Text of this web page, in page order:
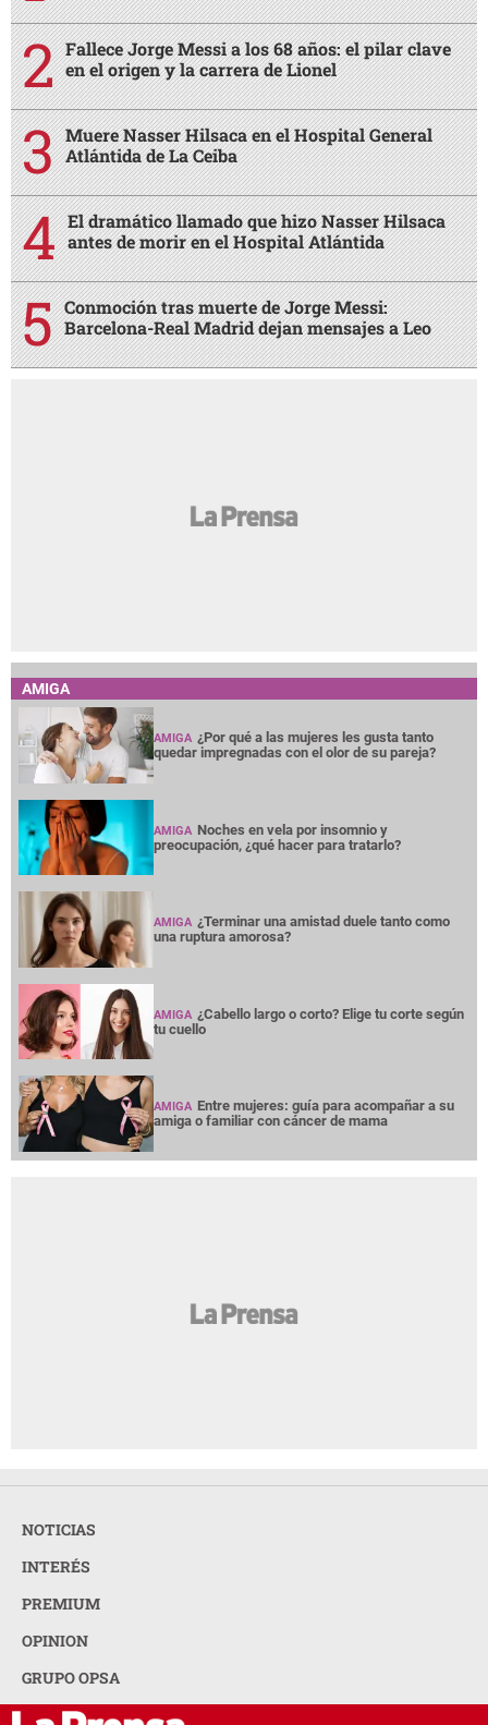
Fallece Jorge Messi a los 68 años: el pilar clave
en el origen y la carrera de Lionel
Muere Nasser Hilsaca en el Hospital General
Atlántida de La Ceiba
El dramático llamado que hizo Nasser Hilsaca
antes de morir en el Hospital Atlántida
Conmoción tras muerte de Jorge Messi:
Barcelona-Real Madrid dejan mensajes a Leo
AMIGA
AMIGA ¿Por qué a las mujeres les gusta tanto
quedar impregnadas con el olor de su pareja?
AMIGA Noches en vela por insomnio y
preocupación, ¿qué hacer para tratarlo?
AMIGA ¿Terminar una amistad duele tanto como
una ruptura amorosa?
AMIGA ¿Cabello largo o corto? Elige tu corte según
tu cuello
AMIGA Entre mujeres: guía para acompañar a su
amiga o familiar con cáncer de mama
NOTICIAS
INTERÉS
PREMIUM
OPINION
GRUPO OPSA